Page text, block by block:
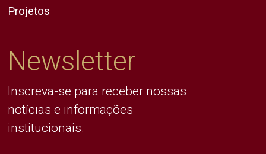
Projetos
Newsletter
Inscreva-se para receber nossas
notícias e informações
institucionais.